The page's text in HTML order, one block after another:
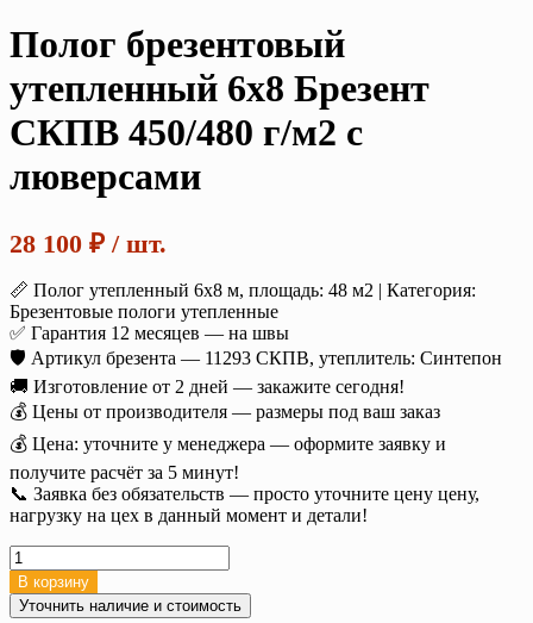
Полог брезентовый
утепленный 6х8 Брезент
СКПВ 450/480 г/м2 с
люверсами
28 100 ₽ / шт.
📏 Полог утепленный 6х8 м, площадь: 48 м2 | Категория:
Брезентовые пологи утепленные
✅ Гарантия 12 месяцев — на швы
🛡️ Артикул брезента — 11293 СКПВ, утеплитель: Синтепон
🚚 Изготовление от 2 дней — закажите сегодня!
💰 Цены от производителя — размеры под ваш заказ
💰 Цена: уточните у менеджера — оформите заявку и
получите расчёт за 5 минут!
📞 Заявка без обязательств — просто уточните цену цену,
нагрузку на цех в данный момент и детали!
Количество
товара
Полог
В корзину
Уточнить наличие и стоимость